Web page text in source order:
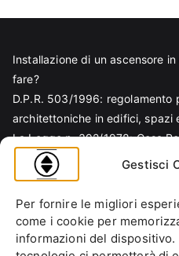
Gestisci
Per fornire le migliori
come i cookie per
informazioni del dispositivo.
Installazione di un ascensore
fare?
D.P.R. 503/1996: regolamento
architettoniche in edifici, spazi
La Legge n. 392/1978: Cosa
Legge Regionale n. 6/1989:
Amministratori
Norma EN 81-70 e sicurezza
Ascensore Condominiale
Barriere Architettoniche